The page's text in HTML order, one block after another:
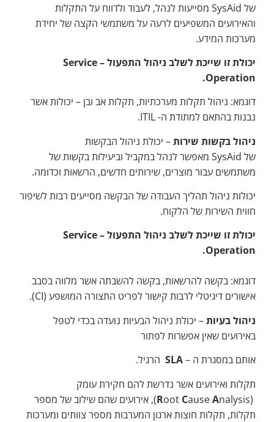
של SysAid מסייעות לנהל, לעבוד ולדווח על התקלות
והאירועים המשפיעים לרעה על משתמשי הקצה של יחידת
מערכות המידע.
יכולת זו שייכת לשלב ניהול התפעול –Service
Operation
.
דוגמא: ניהול תקלות מערכתיות, תקלות אב ובן – יכולות אשר
נבנות בהתאם למתודת ה- ITIL.
ניהול בקשות שירות– יכולת ניהול הבקשות
של SysAid מאפשר לנהל במקביל וביעילות בקשות של
משתמשים עבור מוצרים, שירותים חדשים, הרשאות וכדומה.
יכולות ניהול תהליך העבודה של הבקשה מסייעים רבות לשיפור
חווית השירות של הלקוח.
יכולת זו שייכת לשלב ניהול התפעול –Service
Operation
.
דוגמא: בקשה להרשאות, בקשה להשבתה אשר מלווה בסבב
אישורים דיגיטלי לרבות קישור לפריט התצורה המושפע (CI).
ניהול בעיות– יכולת ניהול הבעיות נועדה בכדי לטפל
באירועים שאין אפשרות לפתור
אותם במסגרת ה –SLA הרגיל.
תקלות ואירועים אשר נדרשת להם חקירת עומק
(
Root CauseA
nalysis), אירועים שהם שילוב של מספר
תקלות, תקלות חוצות ארגון המערבות מספר צוותים ומערכות